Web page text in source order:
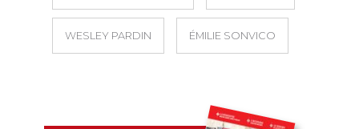
WESLEY PARDIN ÉMILIE SONVICO